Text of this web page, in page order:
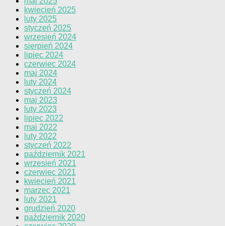
kwiecień 2025
luty 2025
styczeń 2025
wrzesień 2024
sierpień 2024
lipiec 2024
czerwiec 2024
maj 2024
luty 2024
styczeń 2024
maj 2023
luty 2023
lipiec 2022
maj 2022
luty 2022
styczeń 2022
październik 2021
wrzesień 2021
czerwiec 2021
kwiecień 2021
marzec 2021
luty 2021
grudzień 2020
październik 2020